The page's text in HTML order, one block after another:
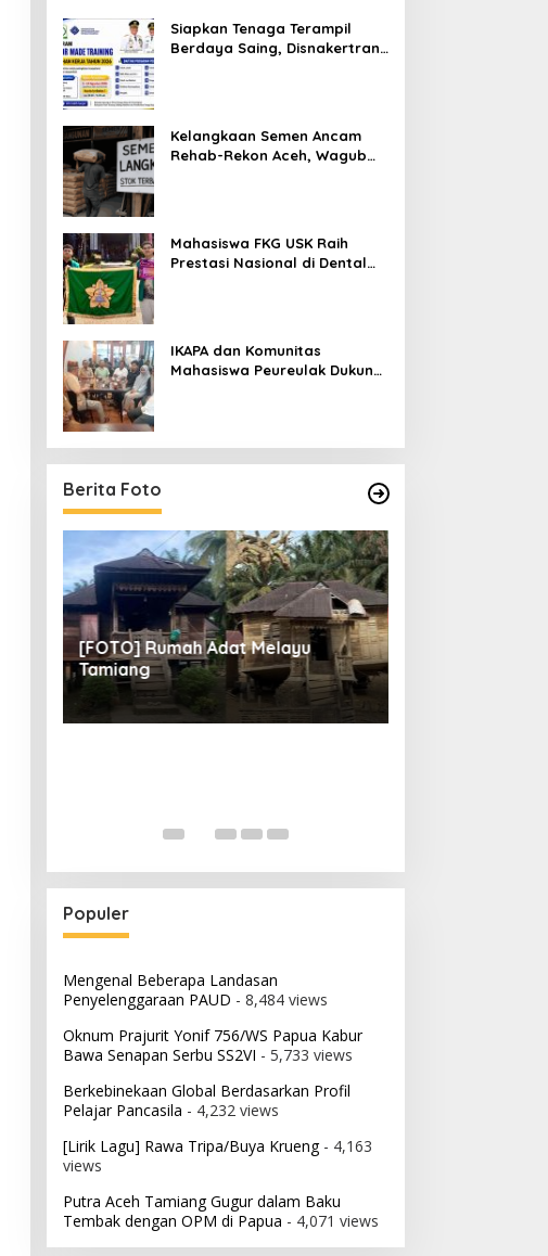
Siapkan Tenaga Terampil
Berdaya Saing, Disnakertrans
Kelangkaan Semen Ancam
Rehab-Rekon Aceh, Wagub
Mahasiswa FKG USK Raih
Prestasi Nasional di Dental
IKAPA dan Komunitas
Mahasiswa Peureulak Dukung
Berita Foto
[FOTO] Rumah Adat Melayu
Tamiang
Penyelenggaraan PAUD- 8,484 views
Oknum Prajurit Yonif 756/WS Papua Kabur
Bawa Senapan Serbu SS2VI
Pelajar Pancasila- 4,232 views
[Lirik Lagu] Rawa Tripa/Buya Krueng
views
Putra Aceh Tamiang Gugur dalam Baku
Tembak dengan OPM di Papua- 4,071 views